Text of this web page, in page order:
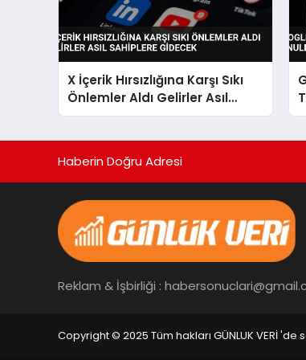
X İçerik Hırsızlığına Karşı Sıkı
Önlemler Aldı Gelirler Asıl
Sahiplere Gidecek
Haberin Doğru Adresi
Reklam & İşbirliği :
Copyright © 2025 Tüm hakları GÜNLUK VERİ 'de